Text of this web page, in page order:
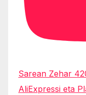
Sarean Zehar
AliExpressi eta